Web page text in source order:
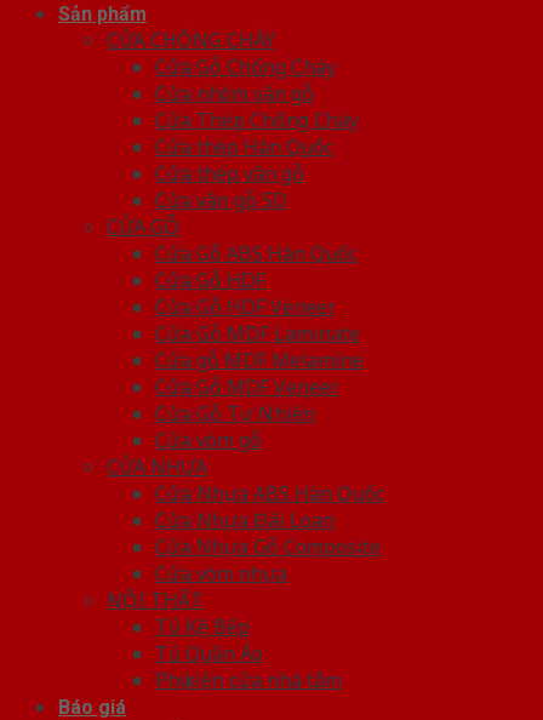
Sản phẩm
CỬA CHỐNG CHÁY
Cửa Gỗ Chống Cháy
Cửa nhôm vân gỗ
Cửa Thép Chống Cháy
Cửa thép Hàn Quốc
Cửa thép vân gỗ
Cửa vân gỗ 5D
CỬA GỖ
Cửa Gỗ ABS Hàn Quốc
Cửa Gỗ HDF
Cửa Gỗ HDF Veneer
Cửa Gỗ MDF Laminate
Cửa gỗ MDF Melamine
Cửa Gỗ MDF Veneer
Cửa Gỗ Tự Nhiên
Cửa vòm gỗ
CỬA NHỰA
Cửa Nhựa ABS Hàn Quốc
Cửa Nhựa Đài Loan
Cửa Nhựa Gỗ Composite
Cửa vòm nhựa
NỘI THẤT
Tủ Kệ Bếp
Tủ Quần Áo
Phụ kiện cửa nhà tắm
Báo giá